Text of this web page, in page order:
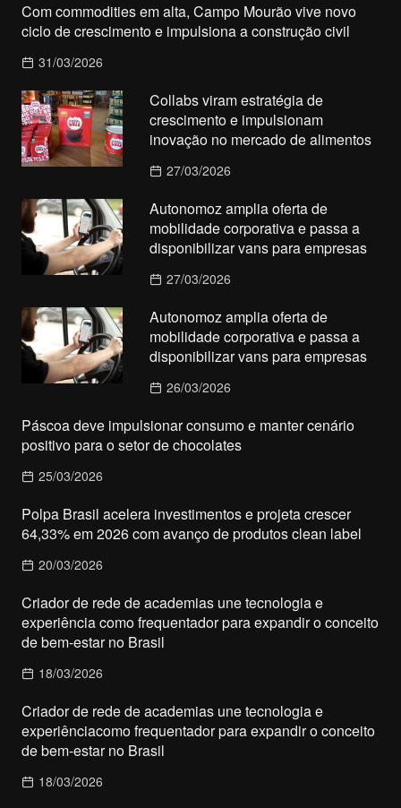
Com commodities em alta, Campo Mourão vive novo
ciclo de crescimento e impulsiona a construção civil
31/03/2026
Collabs viram estratégia de
crescimento e impulsionam
inovação no mercado de alimentos
27/03/2026
Autonomoz amplia oferta de
mobilidade corporativa e passa a
disponibilizar vans para empresas
27/03/2026
Autonomoz amplia oferta de
mobilidade corporativa e passa a
disponibilizar vans para empresas
26/03/2026
Páscoa deve impulsionar consumo e manter cenário
positivo para o setor de chocolates
25/03/2026
Polpa Brasil acelera investimentos e projeta crescer
64,33% em 2026 com avanço de produtos clean label
20/03/2026
Criador de rede de academias une tecnologia e
experiência como frequentador para expandir o conceito
de bem-estar no Brasil
18/03/2026
Criador de rede de academias une tecnologia e
experiênciacomo frequentador para expandir o conceito
de bem-estar no Brasil
18/03/2026